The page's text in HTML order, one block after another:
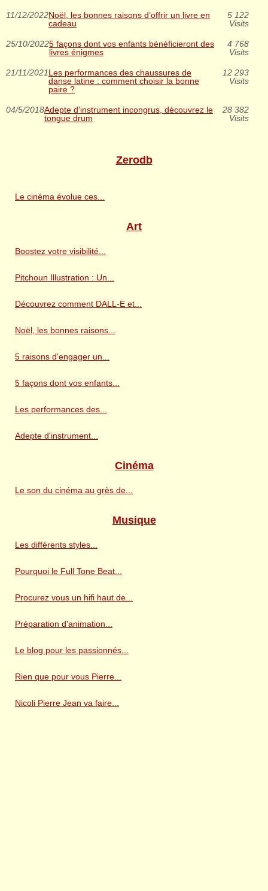
11/12/2022Noël, les bonnes raisons d’offrir un livre en
cadeau
5 122
Visits
25/10/20225 façons dont vos enfants bénéficieront des
livres énigmes
4 768
Visits
21/11/2021Les performances des chaussures de
danse latine : comment choisir la bonne
paire ?
12 293
Visits
04/5/2018Adepte d'instrument incongrus, découvrez le
tongue drum
28 382
Visits
Zerodb
Le cinéma évolue ces...
Art
Boostez votre visibilité...
Pitchoun Illustration : Un...
Découvrez comment DALL-E et...
Noël, les bonnes raisons...
5 raisons d'engager un...
5 façons dont vos enfants...
Les performances des...
Adepte d'instrument...
Cinéma
Le son du cinéma au grès de...
Musique
Les différents styles...
Pourquoi le Full Tone Beat...
Procurez vous un hifi haut de...
Préparation d'animation...
Le blog pour les passionnés...
Rien que pour vous Pierre...
Nicoli Pierre Jean va faire...